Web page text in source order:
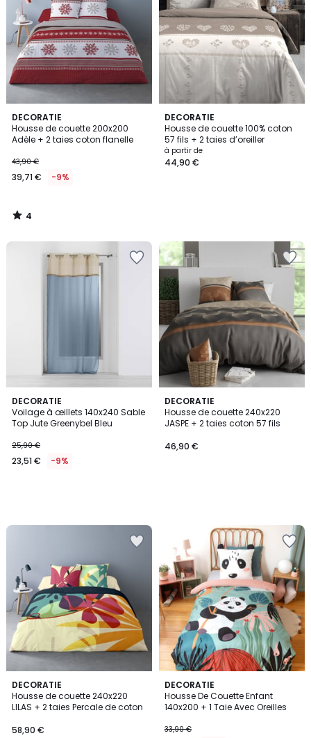
DECORATIE
Housse de couette 200x200
Adèle + 2 taies coton flanelle
43,90 €
39,71 € -9%
4
/
5
4
/
DECORATIE
Housse de couette 100% coton
57 fils + 2 taies d’oreiller
à partir de
44,90 €
DECORATIE
Voilage à œillets 140x240 Sable
Top Jute Greenybel Bleu
25,90 €
23,51 € -9%
DECORATIE
Housse de couette 240x220
JASPE + 2 taies coton 57 fils
46,90 €
DECORATIE
Housse de couette 240x220
LILAS + 2 taies Percale de coton
58,90 €
DECORATIE
Housse De Couette Enfant
140x200 + 1 Taie Avec Oreilles
33,90 €